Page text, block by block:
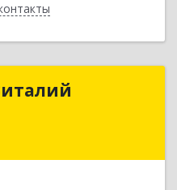
Виталий